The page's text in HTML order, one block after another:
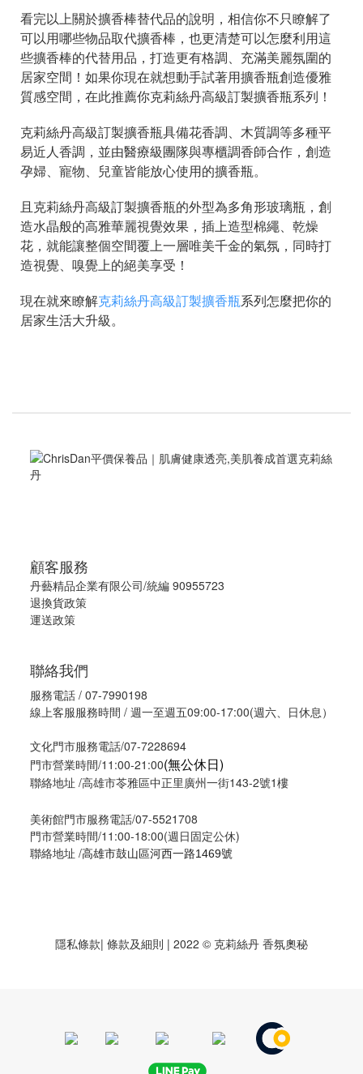
看完以上關於擴香棒替代品的說明，相信你不只瞭解了
可以用哪些物品取代擴香棒，也更清楚可以怎麼利用這
些擴香棒的代替用品，打造更有格調、充滿美麗氛圍的
居家空間！如果你現在就想動手試著用擴香瓶創造優雅
質感空間，在此推薦你克莉絲丹高級訂製擴香瓶系列！
克莉絲丹高級訂製擴香瓶具備花香調、木質調等多種平
易近人香調，並由醫療級團隊與專櫃調香師合作，創造
孕婦、寵物、兒童皆能放心使用的擴香瓶。
且克莉絲丹高級訂製擴香瓶的外型為多角形玻璃瓶，創
造水晶般的高雅華麗視覺效果，插上造型棉繩、乾燥
花，就能讓整個空間覆上一層唯美千金的氣氛，同時打
造視覺、嗅覺上的絕美享受！
現在就來瞭解克莉絲丹高級訂製擴香瓶系列怎麼把你的
居家生活大升級。
顧客服務
丹藝精品企業有限公司/統編 90955723
退換貨政策
運送政策
聯絡我們
服務電話 / 07-7990198
線上客服服務時間 / 週一至週五09:00-17:00(週六、日休息）
文化門市服務電話/07-7228694
門市營業時間/11:00-21:00(無公休日)
聯絡地址 /高雄市苓雅區中正里廣州一街143-2號1樓
美術館門市服務電話/07-5521708
門市營業時間/11:00-18:00(週日固定公休)
聯絡地址 /高雄市鼓山區河西一路1469號
隱私條款| 條款及細則 | 2022 © 克莉絲丹 香氛奧秘